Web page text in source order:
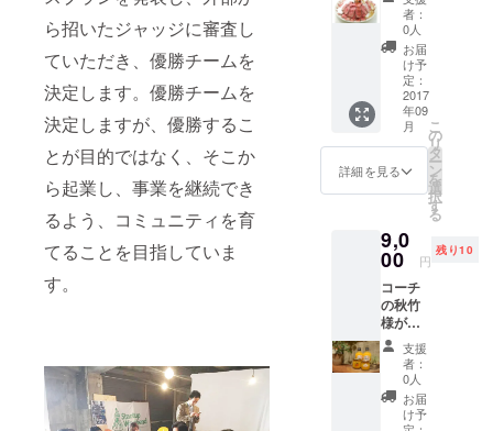
ら招いたジャッジに審査し
ていただき、優勝チームを
決定します。優勝チームを
決定しますが、優勝するこ
とが目的ではなく、そこか
ら起業し、事業を継続でき
るよう、コミュニティを育
てることを目指していま
す。
フェ優
勝者に
して、
お弁当
の杏
亭 代
表の山
本さん
と会話
しなが
ら、ド
ンオブ
ヤーエ
ベレス
トを食
事でき
ます。
Café29
は、土
日祝日
休業、
営業時
間は
者：
0人
お届
け予
定：
2017
年09
月
詳細を見る
こ
の
リ
タ
ー
ン
を
選
択
す
る
9,0
00 円
残り10
コーチ
の秋竹
様が代
表取締
役を務
める株
式会社
早和果
支援
者：
0人
お届
け予